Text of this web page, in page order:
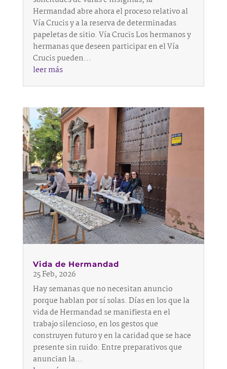
Hermandad abre ahora el proceso relativo al
Vía Crucis y a la reserva de determinadas
papeletas de sitio. Vía Crucis Los hermanos y
hermanas que deseen participar en el Vía
Crucis pueden...
leer más
Vida de Hermandad
25 Feb, 2026
Hay semanas que no necesitan anuncio
porque hablan por sí solas. Días en los que la
vida de Hermandad se manifiesta en el
trabajo silencioso, en los gestos que
construyen futuro y en la caridad que se hace
presente sin ruido. Entre preparativos que
anuncian la...